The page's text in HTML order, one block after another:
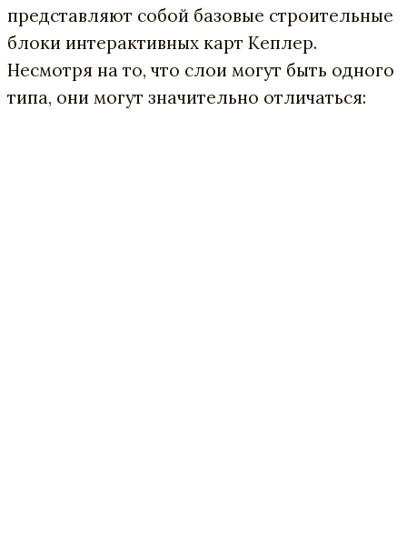
представляют собой базовые строительные
блоки интерактивных карт Кеплер.
Несмотря на то, что слои могут быть одного
типа, они могут значительно отличаться: